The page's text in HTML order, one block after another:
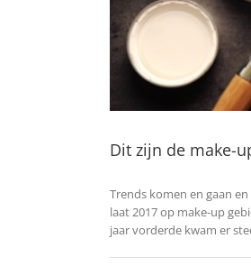
Dit zijn de make-
Trends komen en gaan
laat 2017 op make-up
jaar vorderde kwam er